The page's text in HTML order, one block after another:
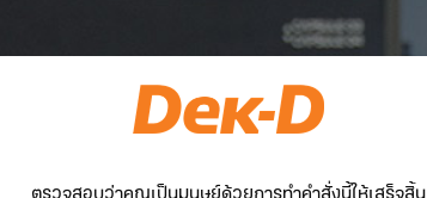
ตรวจสอบว่าคุณเป็นมนุษย์ด้วยการทำคำสั่งนี้ให้เสร็จสิ้น